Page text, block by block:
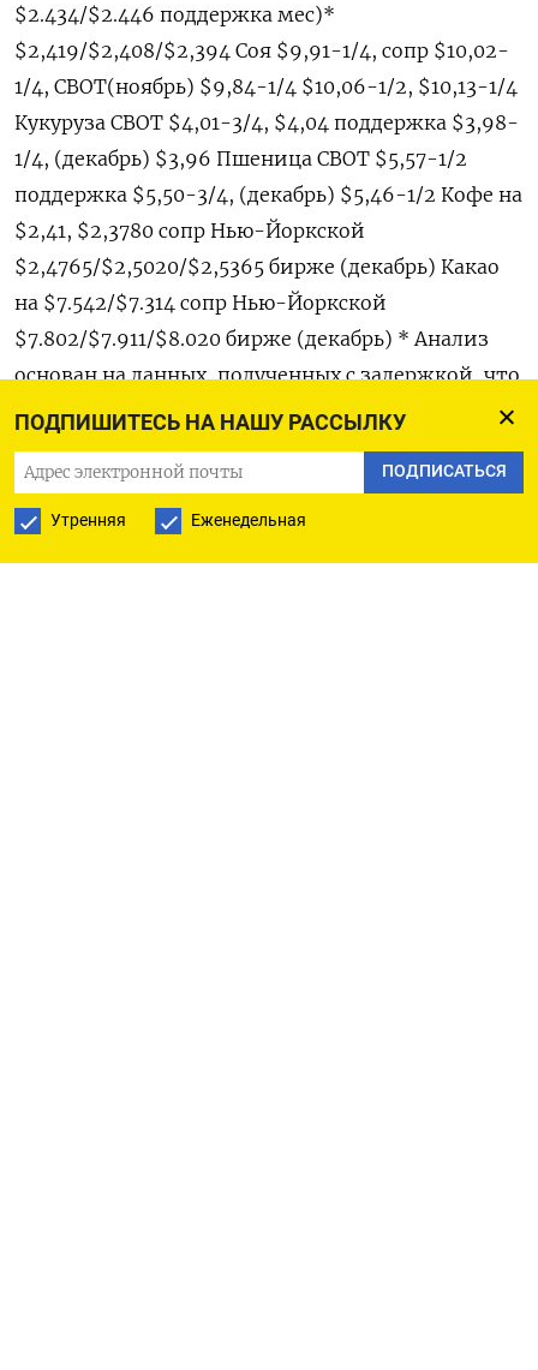
ПОДПИШИТЕСЬ НА НАШУ РАССЫЛКУ
ПОДПИСАТЬСЯ
Утренняя Еженедельная
$2.434/$2.446 поддержка мес)*
$2,419/$2,408/$2,394 Соя $9,91-1/4, сопр $10,02-
1/4, CBOT(ноябрь) $9,84-1/4 $10,06-1/2, $10,13-1/4
Кукуруза CBOT $4,01-3/4, $4,04 поддержка $3,98-
1/4, (декабрь) $3,96 Пшеница CBOT $5,57-1/2
поддержка $5,50-3/4, (декабрь) $5,46-1/2 Кофе на
$2,41, $2,3780 сопр Нью-Йоркской
$2,4765/$2,5020/$2,5365 бирже (декабрь) Какао
на $7.542/$7.314 сопр Нью-Йоркской
$7.802/$7.911/$8.020 бирже (декабрь) * Анализ
основан на данных, полученных с задержкой, что
может сказаться на прогнозе. Для получения
графиков используйте код, чтобы получить
исходные сообщения. ** Ван Тао является
техническим аналитиком Рейтер по сырьевым и